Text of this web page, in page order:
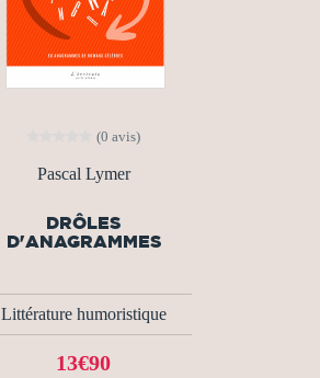
(0 avis)
Pascal Lymer
DRÔLES
D'ANAGRAMMES
Littérature humoristique
13€90